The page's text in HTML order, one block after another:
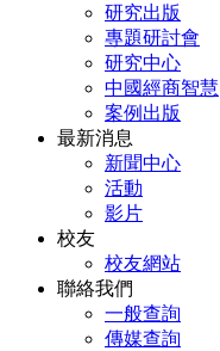
研究出版
專題研討會
研究中心
中國經商智慧
案例出版
最新消息
新聞中心
活動
影片
校友
校友網站
聯絡我們
一般查詢
傳媒查詢